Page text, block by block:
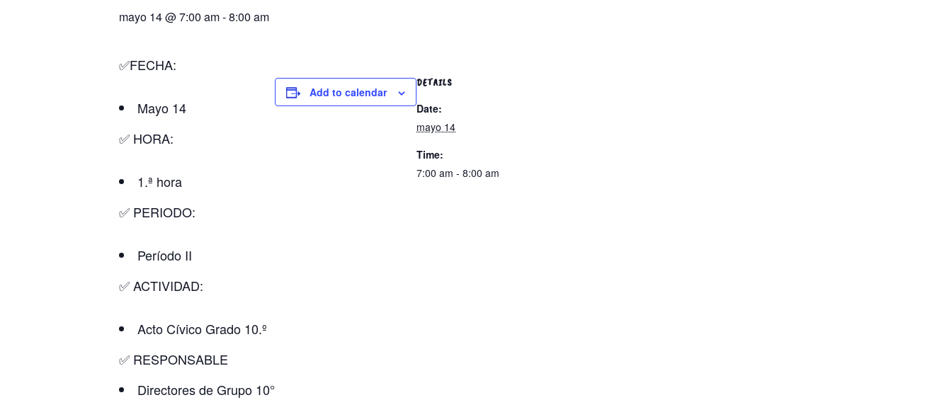
mayo 14 @ 7:00 am-8:00 am
✅FECHA:
Mayo 14
✅ HORA:
1.ª hora
✅ PERIODO:
Período II
✅ ACTIVIDAD:
Acto Cívico Grado 10.º
✅ RESPONSABLE
Directores de Grupo 10°
Add to calendar
DETAILS
Date:
mayo 14
Time:
7:00 am - 8:00 am